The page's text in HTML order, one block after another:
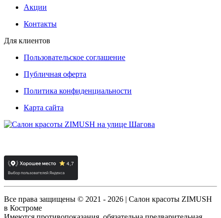
Акции
Контакты
Для клиентов
Пользовательское соглашение
Публичная оферта
Политика конфиденциальности
Карта сайта
Все права защищены © 2021 - 2026 | Салон красоты ZIMUSH
в Костроме